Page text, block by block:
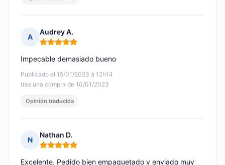
A
Audrey A.
Nota: 5 de 5
Publicado el 15/01/2023 à 12h14
tras una compra de 10/01/2023
Impecable demasiado bueno
Opinión traducida
N
Nathan D.
Nota: 5 de 5
Excelente. Pedido bien empaquetado y enviado muy